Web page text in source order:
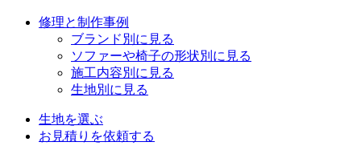
修理と制作事例
ブランド別に見る
ソファーや椅子の形状別に見る
施工内容別に見る
生地別に見る
生地を選ぶ
お見積りを依頼する